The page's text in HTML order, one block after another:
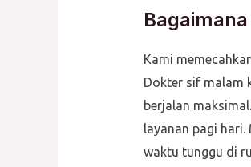
Kami
Dokter sif malam
berjalan
layanan pagi
waktu tunggu di